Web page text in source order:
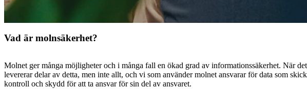
Vad är molnsäkerhet?
Molnet ger många möjligheter och i många fall en ökad grad av informationssäkerhet. När
levererar delar av detta, men inte allt, och vi som använder molnet ansvarar för data som
kontroll och skydd för att ta ansvar för sin del av ansvaret.